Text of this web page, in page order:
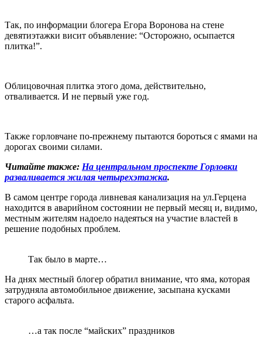
Так, по информации блогера Егора Воронова на стене
девятиэтажки висит объявление: “Осторожно, осыпается
плитка!”.
Облицовочная плитка этого дома, действительно,
отваливается. И не первый уже год.
Также горловчане по-прежнему пытаются бороться с ямами на
дорогах своими силами.
Читайте также: На центральном проспекте Горловки
разваливается жилая четырехэтажка.
В самом центре города ливневая канализация на ул.Герцена
находится в аварийном состоянии не первый месяц и, видимо,
местным жителям надоело надеяться на участие властей в
решение подобных проблем.
Так было в марте…
На днях местный блогер обратил внимание, что яма, которая
затрудняла автомобильное движение, засыпана кусками
старого асфальта.
…а так после “майских” праздников